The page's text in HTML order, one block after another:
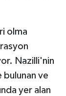
olma
Nazilli'nin
bulunan ve
yer alan